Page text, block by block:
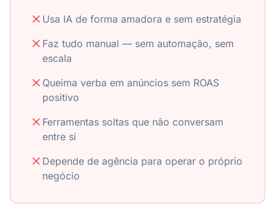
Usa IA de forma amadora e sem estratégia
Faz tudo manual — sem automação, sem
escala
Queima verba em anúncios sem ROAS
positivo
Ferramentas soltas que não conversam
entre si
Depende de agência para operar o próprio
negócio